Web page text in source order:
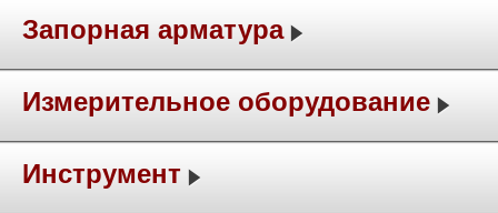
Запорная арматура
Измерительное оборудование
Инструмент